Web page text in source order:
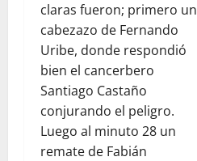
claras fueron; primero un
cabezazo de Fernando
Uribe, donde respondió
bien el cancerbero
Santiago Castaño
conjurando el peligro.
Luego al minuto 28 un
remate de Fabián